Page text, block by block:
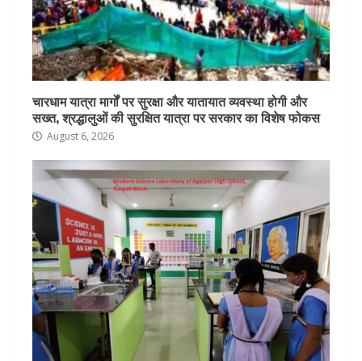
चारधाम यात्रा मार्गों पर सुरक्षा और यातायात व्यवस्था होगी और
सख्त, श्रद्धालुओं की सुरक्षित यात्रा पर सरकार का विशेष फोकस
August 6, 2026